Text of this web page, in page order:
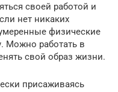
своей работой и
нет никаких
физические
Можно работать в
свой образ жизни.
присаживаясь